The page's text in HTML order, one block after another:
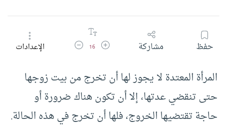
حفظ مشاركة زيادة حجم الخط
16 تقليل حجم الخطالإعدادات
المرأة المعتدة لا يجوز لها أن تخرج من بيت زوجها
حتى تنقضي عدتها، إلا أن تكون هناك ضرورة أو
حاجة تقتضيها الخروج، فلها أن تخرج في هذه الحالة.